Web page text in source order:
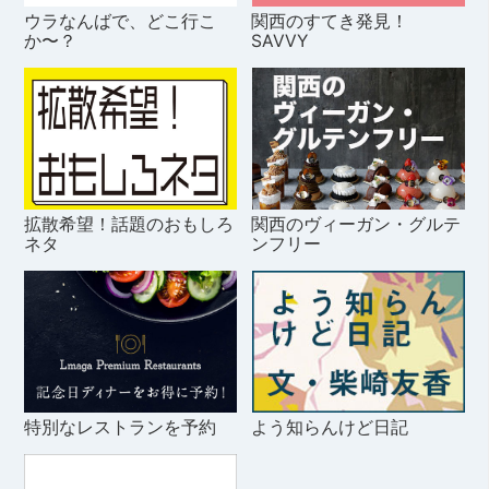
ウラなんばで、どこ行こ
か〜？
関西のすてき発見！
SAVVY
拡散希望！話題のおもしろ
ネタ
関西のヴィーガン・グルテ
ンフリー
特別なレストランを予約 よう知らんけど日記